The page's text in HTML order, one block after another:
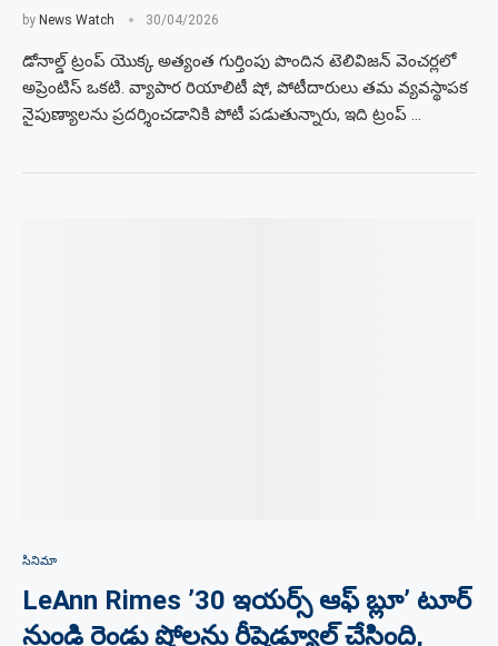
by News Watch 30/04/2026
డోనాల్డ్ ట్రంప్ యొక్క అత్యంత గుర్తింపు పొందిన టెలివిజన్ వెంచర్లలో
అప్రెంటిస్ ఒకటి. వ్యాపార రియాలిటీ షో, పోటీదారులు తమ వ్యవస్థాపక
నైపుణ్యాలను ప్రదర్శించడానికి పోటీ పడుతున్నారు, ఇది ట్రంప్ …
సినిమా
LeAnn Rimes ’30 ఇయర్స్ ఆఫ్ బ్లూ’ టూర్
నుండి రెండు షోలను రీషెడ్యూల్ చేసింది,